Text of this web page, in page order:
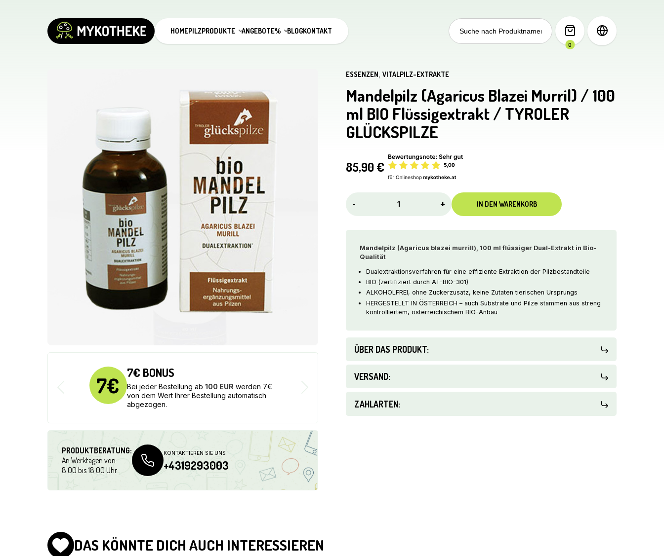
HOMEPILZPRODUKTE ANGEBOTE% BLOGKONTAKT
Search
for:
0
7€ BONUS
Bei jeder Bestellung ab 100 EUR werden 7€
von dem Wert Ihrer Bestellung automatisch
abgezogen.
PRODUKTBERATUNG:
An Werktagen von
8.00 bis 18.00 Uhr
KONTAKTIEREN SIE UNS
+4319293003
ESSENZEN VITALPILZ-EXTRAKTE
Mandelpilz (Agaricus Blazei Murril) / 100
ml BIO Flüssigextrakt / TYROLER
GLÜCKSPILZE
85,90€
-
(Agaricus
Flüssigextrakt
TYROLER
GLÜCKSPILZE
+ IN DEN WARENKORB
Mandelpilz (Agaricus blazei murrill), 100 ml flüssiger Dual-Extrakt in Bio-
Qualität
Dualextraktionsverfahren für eine effiziente Extraktion der Pilzbestandteile
BIO (zertifiziert durch AT-BIO-301)
ALKOHOLFREI, ohne Zuckerzusatz, keine Zutaten tierischen Ursprungs
HERGESTELLT IN ÖSTERREICH – auch Substrate und Pilze stammen aus streng
kontrolliertem, österreichischem BIO-Anbau
ÜBER DAS PRODUKT:
VERSAND:
ZAHLARTEN:
DAS KÖNNTE DICH AUCH INTERESSIEREN